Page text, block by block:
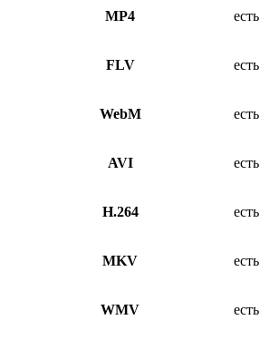
MP4 есть
FLV есть
WebM есть
AVI есть
H.264 есть
MKV есть
WMV есть